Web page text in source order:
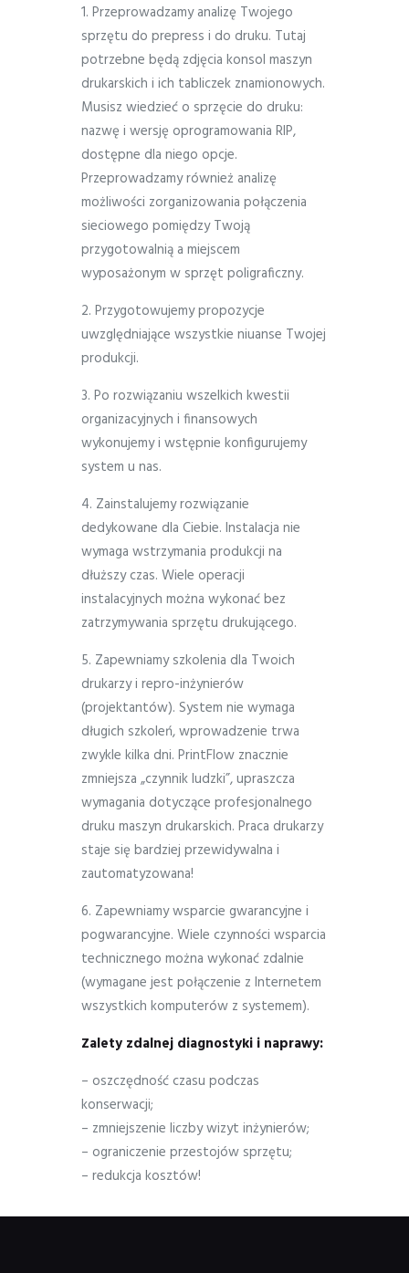
1. Przeprowadzamy analizę Twojego
sprzętu do prepress i do druku. Tutaj
potrzebne będą zdjęcia konsol maszyn
drukarskich i ich tabliczek znamionowych.
Musisz wiedzieć o sprzęcie do druku:
nazwę i wersję oprogramowania RIP,
dostępne dla niego opcje.
Przeprowadzamy również analizę
możliwości zorganizowania połączenia
sieciowego pomiędzy Twoją
przygotowalnią a miejscem
wyposażonym w sprzęt poligraficzny.
2. Przygotowujemy propozycje
uwzględniające wszystkie niuanse Twojej
produkcji.
3. Po rozwiązaniu wszelkich kwestii
organizacyjnych i finansowych
wykonujemy i wstępnie konfigurujemy
system u nas.
4. Zainstalujemy rozwiązanie
dedykowane dla Ciebie. Instalacja nie
wymaga wstrzymania produkcji na
dłuższy czas. Wiele operacji
instalacyjnych można wykonać bez
zatrzymywania sprzętu drukującego.
5. Zapewniamy szkolenia dla Twoich
drukarzy i repro-inżynierów
(projektantów). System nie wymaga
długich szkoleń, wprowadzenie trwa
zwykle kilka dni. PrintFlow znacznie
zmniejsza „czynnik ludzki”, upraszcza
wymagania dotyczące profesjonalnego
druku maszyn drukarskich. Praca drukarzy
staje się bardziej przewidywalna i
zautomatyzowana!
6. Zapewniamy wsparcie gwarancyjne i
pogwarancyjne. Wiele czynności wsparcia
technicznego można wykonać zdalnie
(wymagane jest połączenie z Internetem
wszystkich komputerów z systemem).
Zalety zdalnej diagnostyki i naprawy:
– oszczędność czasu podczas
konserwacji;
– zmniejszenie liczby wizyt inżynierów;
– ograniczenie przestojów sprzętu;
– redukcja kosztów!